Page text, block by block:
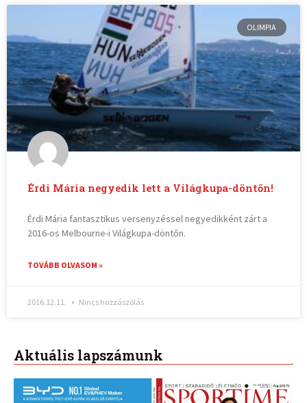
OLIMPIA
Érdi Mária negyedik lett a Világkupa-döntőn!
Érdi Mária fantasztikus versenyzéssel negyedikként zárt a
2016-os Melbourne-i Világkupa-döntőn.
TOVÁBB OLVASOM »
2016.12.11. Nincs hozzászólás
Aktuális lapszámunk